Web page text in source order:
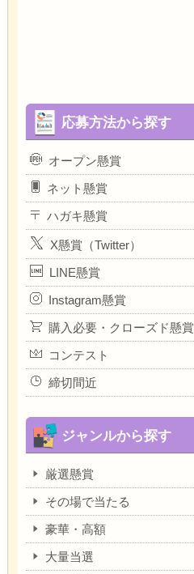
応募方法から探す
オープン懸賞
ネット懸賞
ハガキ懸賞
X懸賞（Twitter）
LINE懸賞
Instagram懸賞
購入必要・クローズド懸賞
コンテスト
締切間近
ジャンルから探す
厳選懸賞
その場で当たる
豪華・高額
大量当選